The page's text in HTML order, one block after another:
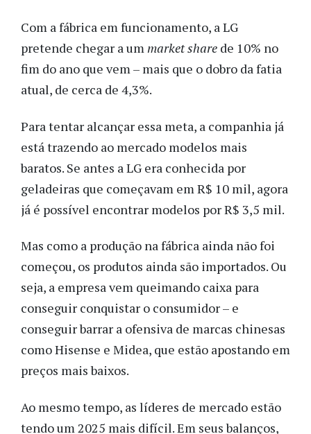
Com a fábrica em funcionamento, a LG
pretende chegar a ummarket share de 10% no
fim do ano que vem – mais que o dobro da fatia
atual, de cerca de 4,3%.
Para tentar alcançar essa meta, a companhia já
está trazendo ao mercado modelos mais
baratos. Se antes a LG era conhecida por
geladeiras que começavam em R$ 10 mil, agora
já é possível encontrar modelos por R$ 3,5 mil.
Mas como a produção na fábrica ainda não foi
começou, os produtos ainda são importados. Ou
seja, a empresa vem queimando caixa para
conseguir conquistar o consumidor – e
conseguir barrar a ofensiva de marcas chinesas
como Hisense e Midea, que estão apostando em
preços mais baixos.
Ao mesmo tempo, as líderes de mercado estão
tendo um 2025 mais difícil. Em seus balanços,